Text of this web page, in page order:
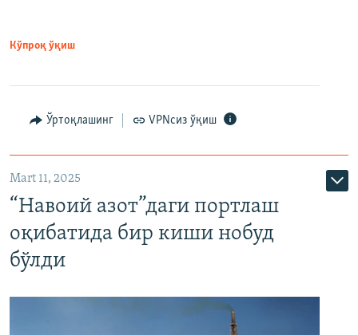
Кўпроқ ўқиш
Ўртоқлашинг VPNсиз ўқиш
Mart 11, 2025
“Навоий азот”даги портлаш
оқибатида бир киши нобуд
бўлди